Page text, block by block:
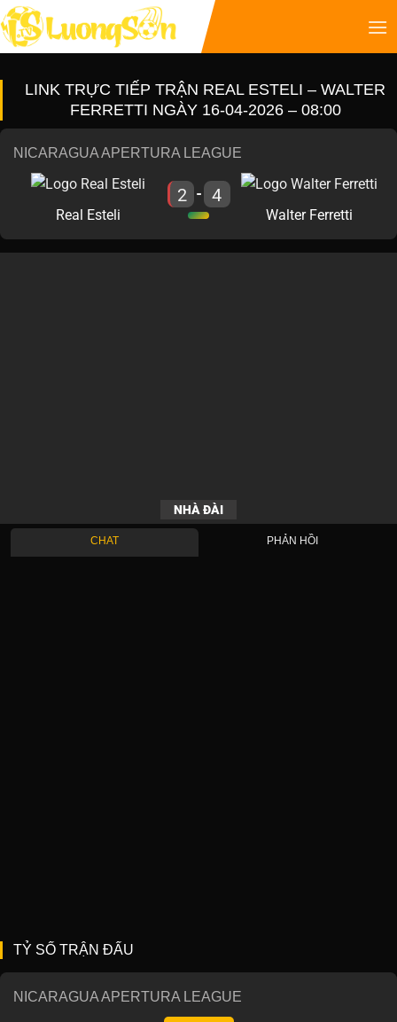
LINK TRỰC TIẾP TRẬN REAL ESTELI – WALTER
FERRETTI NGÀY 16-04-2026 – 08:00
NICARAGUA APERTURA LEAGUE
Real Esteli
2 - 4
Walter Ferretti
NHÀ ĐÀI
CHAT PHẢN HỒI
TỶ SỐ TRẬN ĐẤU
NICARAGUA APERTURA LEAGUE